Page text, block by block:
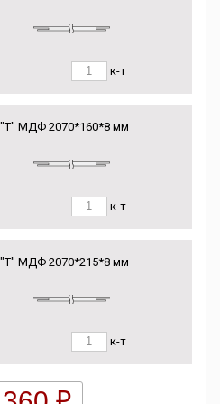
к-т
МДФ 2070*160*8 мм
к-т
МДФ 2070*215*8 мм
к-т